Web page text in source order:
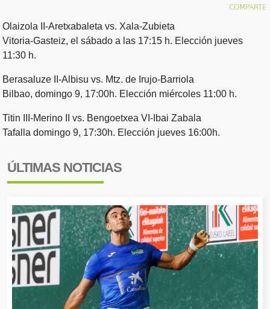
Olaizola II-Aretxabaleta vs. Xala-Zubieta
Vitoria-Gasteiz, el sábado a las 17:15 h. Elección jueves
11:30 h.
Berasaluze II-Albisu vs. Mtz. de Irujo-Barriola
Bilbao, domingo 9, 17:00h. Elección miércoles 11:00 h.
Titin III-Merino II vs. Bengoetxea VI-Ibai Zabala
Tafalla domingo 9, 17:30h. Elección jueves 16:00h.
ÚLTIMAS NOTICIAS